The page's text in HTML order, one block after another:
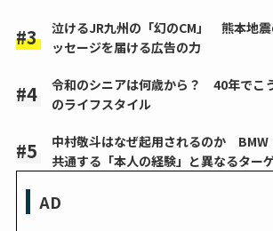
泣けるJR九州の「幻のCM」 熊本地
ッセージを届ける広告の力
令和のシニアは何歳から？ 40年でこ
のライフスタイル
中村敬斗はなぜ起用されるのか BMW
共通する「本人の経験」と異なるター
AD